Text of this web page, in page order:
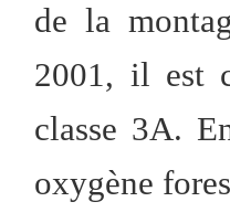
de la
2001, il est
classe 3A.
oxygène